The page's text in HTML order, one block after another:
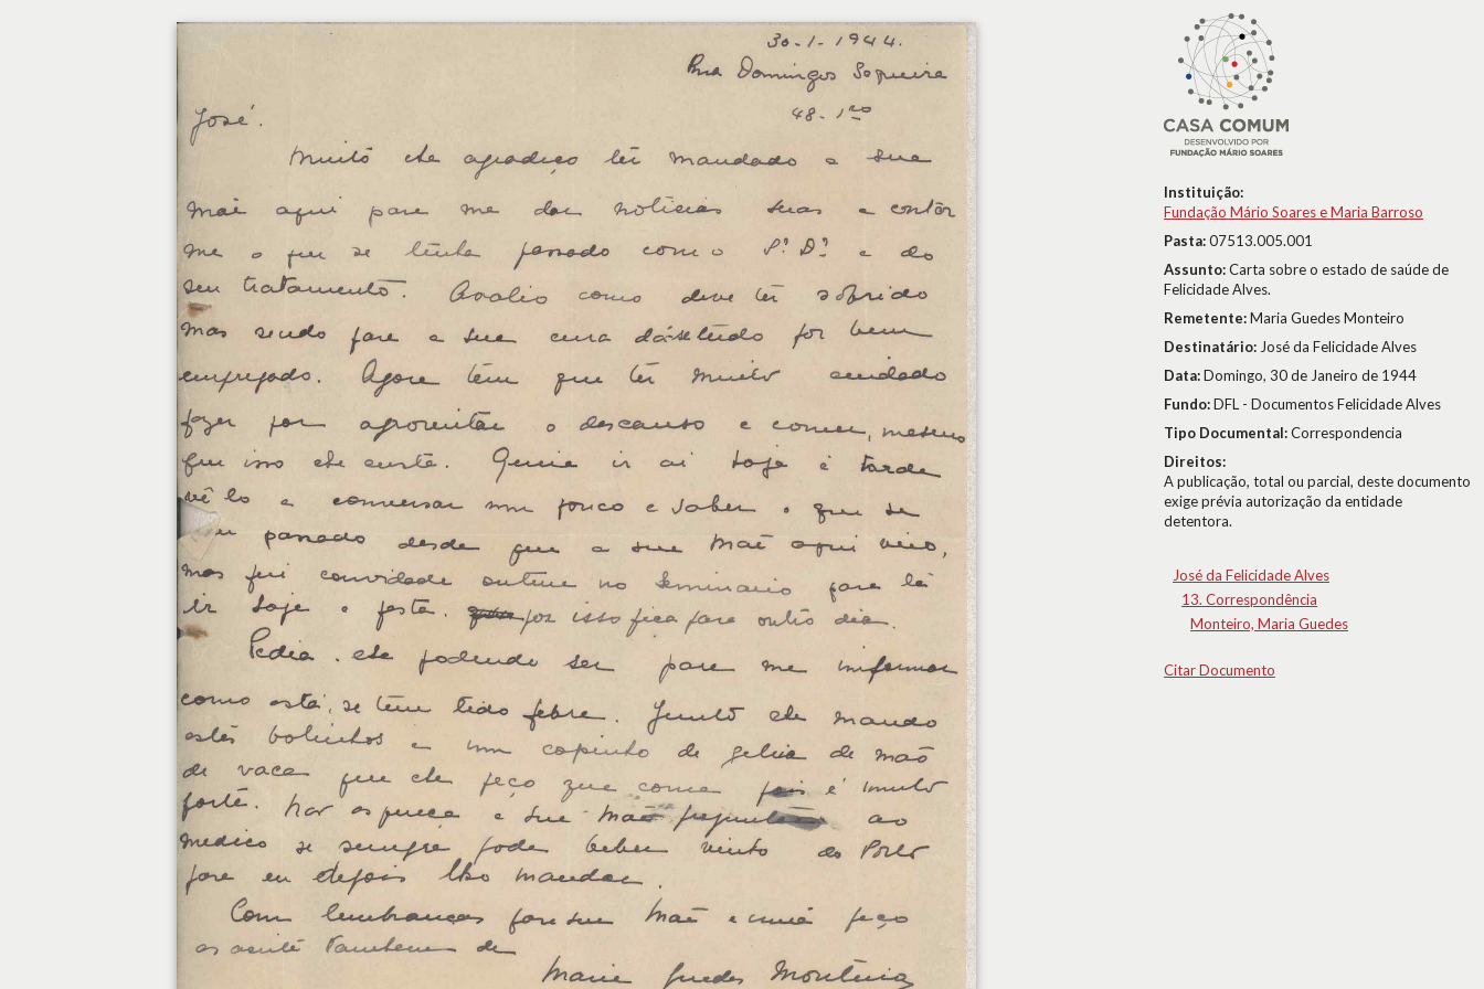
Instituição:
Fundação Mário Soares e Maria Barroso
Pasta:07513.005.001
Assunto:Carta sobre o estado de saúde de
Felicidade Alves.
Remetente:Maria Guedes Monteiro
Destinatário: José da Felicidade Alves
Data:Domingo, 30 de Janeiro de 1944
Fundo:DFL - Documentos Felicidade Alves
Tipo Documental:Correspondencia
Direitos:
A publicação, total ou parcial, deste documento
exige prévia autorização da entidade
detentora.
José da Felicidade Alves
13. Correspondência
Monteiro, Maria Guedes
Citar Documento